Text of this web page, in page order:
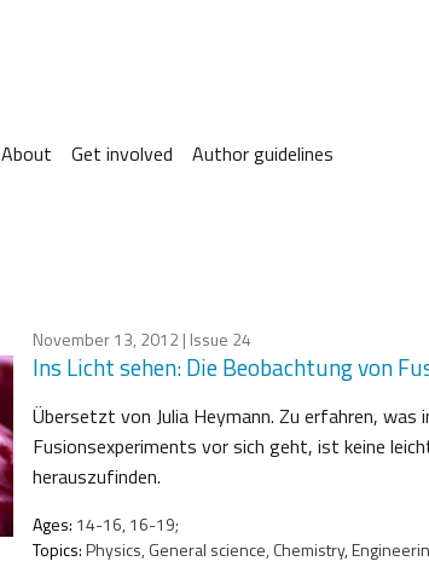
About Get involved Author guidelines
November 13, 2012| Issue 24
Ins Licht sehen: Die Beobachtung von
Übersetzt von Julia Heymann. Zu erfahren, was
Fusionsexperiments vor sich geht, ist keine
herauszufinden.
Ages: 14-16, 16-19;
Topics:Physics, General science, Chemistry,